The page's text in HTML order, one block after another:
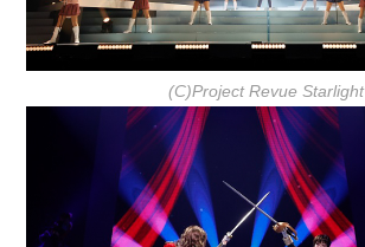
(C)Project Revue Starlight